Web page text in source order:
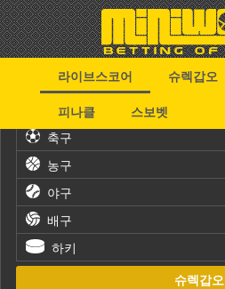
라이브스코어 슈렉갑오
피나클
스보벳
축구
농구
야구
배구
하키
슈렉갑오